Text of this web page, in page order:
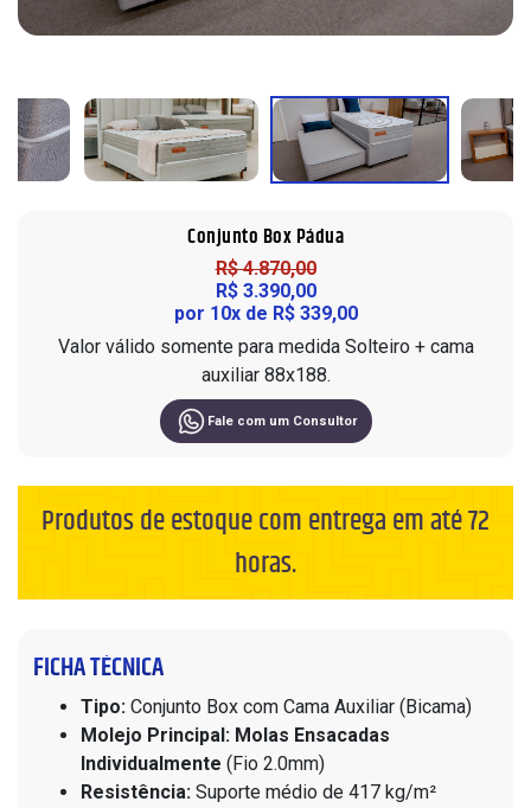
Sofá com Chaise
Sofá Automatizado
10 Lugares
Painel
Ripados
Roupeiros
Portas de Giro
Modulados
Complementos
Cômodas
Cristaleiras
Mesas de Centro e Laterais
Home Office
Nichos de Parede
Complementos
Compre peloWhatsApp
Conjunto Box Pádua
R$ 4.870,00
R$ 3.390,00
por 10x de R$ 339,00
Valor válido somente para medida Solteiro + cama
auxiliar 88x188.
Fale com um Consultor
Produtos de estoque com entrega em até 72
horas.
FICHA TÉCNICA
Tipo: Conjunto Box com Cama Auxiliar (Bicama)
Molejo Principal: Molas Ensacadas
Individualmente (Fio 2.0mm)
Resistência: Suporte médio de 417 kg/m²